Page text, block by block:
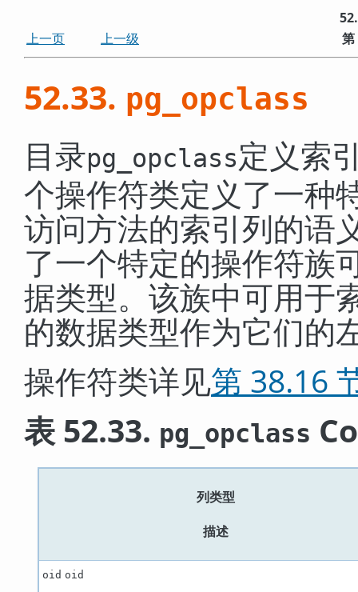
上一页
上一级 第
52.33. pg_opclass
目录pg_opclass定义索
个操作符类定义了一种
访问方法的索引列的语
了一个特定的操作符族
据类型。该族中可用于
的数据类型作为它们的
操作符类详见第 38.16
表 52.33. pg_opclass
列类型
描述
oid oid